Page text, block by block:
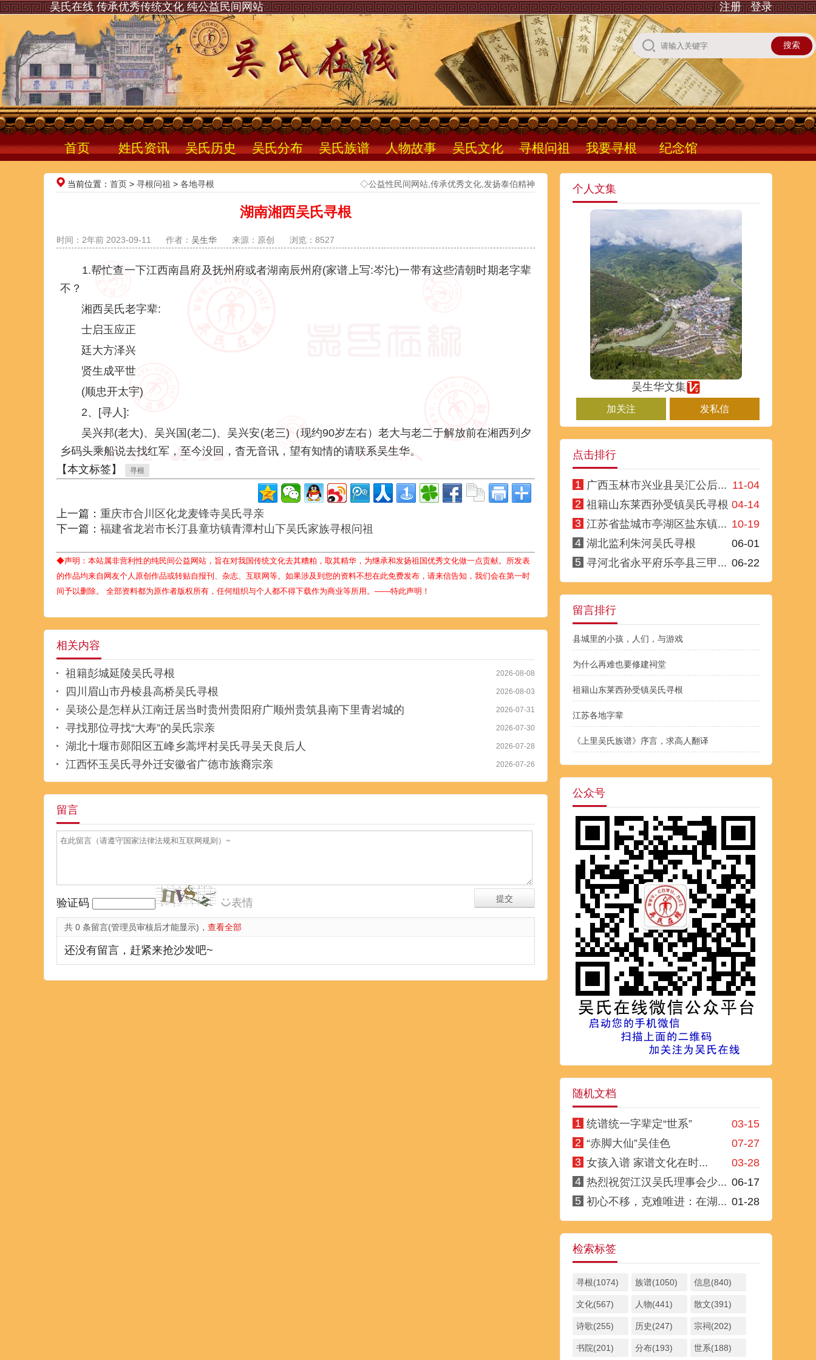
注册 登录
吴氏在线 传承优秀传统文化 纯公益民间网站
首页 姓氏资讯 吴氏历史 吴氏分布 吴氏族谱 人物故事 吴氏文化 寻根问祖 我要寻根 纪念馆
当前位置： 首页 > 寻根问祖 > 各地寻根 ◇公益性民间网站,传承优秀文化,发扬泰伯精神
湖南湘西吴氏寻根
时间：2年前 2023-09-11 作者： 吴生华 来源：原创 浏览：8527
1.帮忙查一下江西南昌府及抚州府或者湖南辰州府(家谱上写:岑㲺)一带有这些清朝时期老字辈
不？
湘西吴氏老字辈:
士启玉应正
廷大方泽兴
贤生成平世
(顺忠开太宇)
2、[寻人]:
吴兴邦(老大)、吴兴国(老二)、吴兴安(老三)（现约90岁左右）老大与老二于解放前在湘西列夕
乡码头乘船说去找红军，至今没回，杳无音讯，望有知情的请联系吴生华。
【本文标签】
寻根
上一篇： 重庆市合川区化龙麦锋寺吴氏寻亲
下一篇： 福建省龙岩市长汀县童坊镇青潭村山下吴氏家族寻根问祖
◆声明：本站属非营利性的纯民间公益网站，旨在对我国传统文化去其糟粕，取其精华，为继承和发扬祖国优秀文化做一点贡献。所发表
的作品均来自网友个人原创作品或转贴自报刊、杂志、互联网等。如果涉及到您的资料不想在此免费发布，请来信告知，我们会在第一时
间予以删除。 全部资料都为原作者版权所有，任何组织与个人都不得下载作为商业等所用。——特此声明！
相关内容
2026-08-08
祖籍彭城延陵吴氏寻根
2026-08-03
四川眉山市丹棱县高桥吴氏寻根
2026-07-31
吴琰公是怎样从江南迁居当时贵州贵阳府广顺州贵筑县南下里青岩城的
2026-07-30
寻找那位寻找“大寿”的吴氏宗亲
2026-07-28
湖北十堰市郧阳区五峰乡蒿坪村吴氏寻吴天良后人
2026-07-26
江西怀玉吴氏寻外迁安徽省广德市族裔宗亲
留言
验证码 表情
共 0 条留言(管理员审核后才能显示)， 查看全部
还没有留言，赶紧来抢沙发吧~
个人文集
吴生华文集
加关注 发私信
点击排行
1 11-04
广西玉林市兴业县吴汇公后...
2
04-14
祖籍山东莱西孙受镇吴氏寻根
3
10-19
江苏省盐城市亭湖区盐东镇...
4
06-01
湖北监利朱河吴氏寻根
5
06-22
寻河北省永平府乐亭县三甲...
留言排行
县城里的小孩，人们，与游戏
为什么再难也要修建祠堂
祖籍山东莱西孙受镇吴氏寻根
江苏各地字辈
《上里吴氏族谱》序言，求高人翻译
公众号
随机文档
1 03-15
统谱统一字辈定“世系”
2
07-27
“赤脚大仙”吴佳色
3
03-28
女孩入谱 家谱文化在时...
4
06-17
热烈祝贺江汉吴氏理事会少...
5
01-28
初心不移，克难唯进：在湖...
检索标签
寻根(1074) 族谱(1050) 信息(840)
文化(567) 人物(441) 散文(391)
诗歌(255) 历史(247) 宗祠(202)
书院(201) 分布(193) 世系(188)